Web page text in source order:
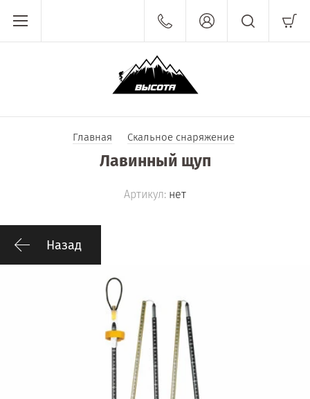
Главная Скальное снаряжение
Лавинный щуп
Артикул: нет
Назад